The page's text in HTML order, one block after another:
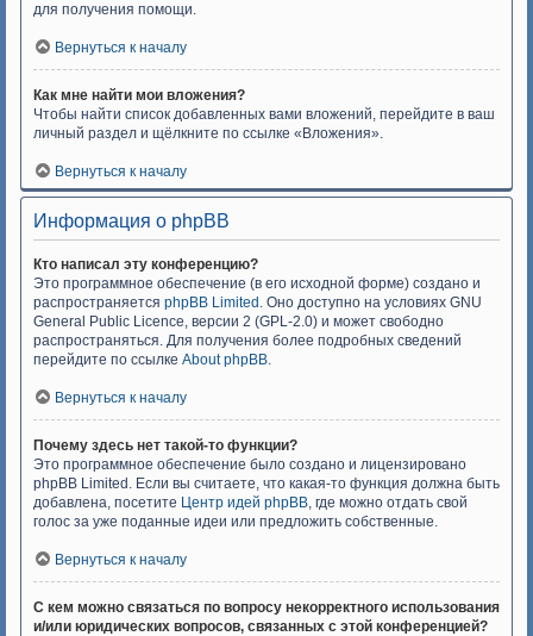
для получения помощи.
Вернуться к началу
Как мне найти мои вложения?
Чтобы найти список добавленных вами вложений, перейдите в ваш
личный раздел и щёлкните по ссылке «Вложения».
Вернуться к началу
Информация о phpBB
Кто написал эту конференцию?
Это программное обеспечение (в его исходной форме) создано и
распространяется phpBB Limited . Оно доступно на условиях GNU
General Public Licence, версии 2 (GPL-2.0) и может свободно
распространяться. Для получения более подробных сведений
перейдите по ссылке About phpBB.
Вернуться к началу
Почему здесь нет такой-то функции?
Это программное обеспечение было создано и лицензировано
phpBB Limited. Если вы считаете, что какая-то функция должна быть
добавлена, посетите Центр идей phpBB, где можно отдать свой
голос за уже поданные идеи или предложить собственные.
Вернуться к началу
С кем можно связаться по вопросу некорректного использования
и/или юридических вопросов, связанных с этой конференцией?